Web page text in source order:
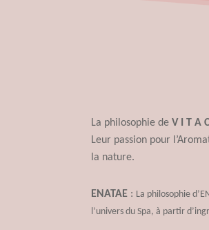
La philosophie de V I T A
Leur passion pour
la nature.
ENATAE : La philosophie
l’univers du Spa, à partir